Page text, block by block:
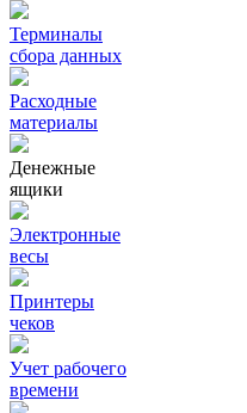
Терминалы
сбора данных
Расходные
материалы
Денежные
ящики
Электронные
весы
Принтеры
чеков
Учет рабочего
времени